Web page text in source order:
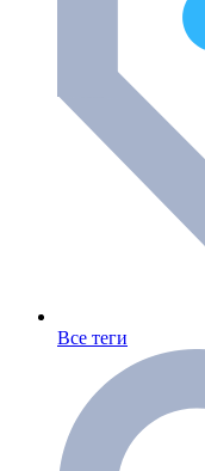
Все теги